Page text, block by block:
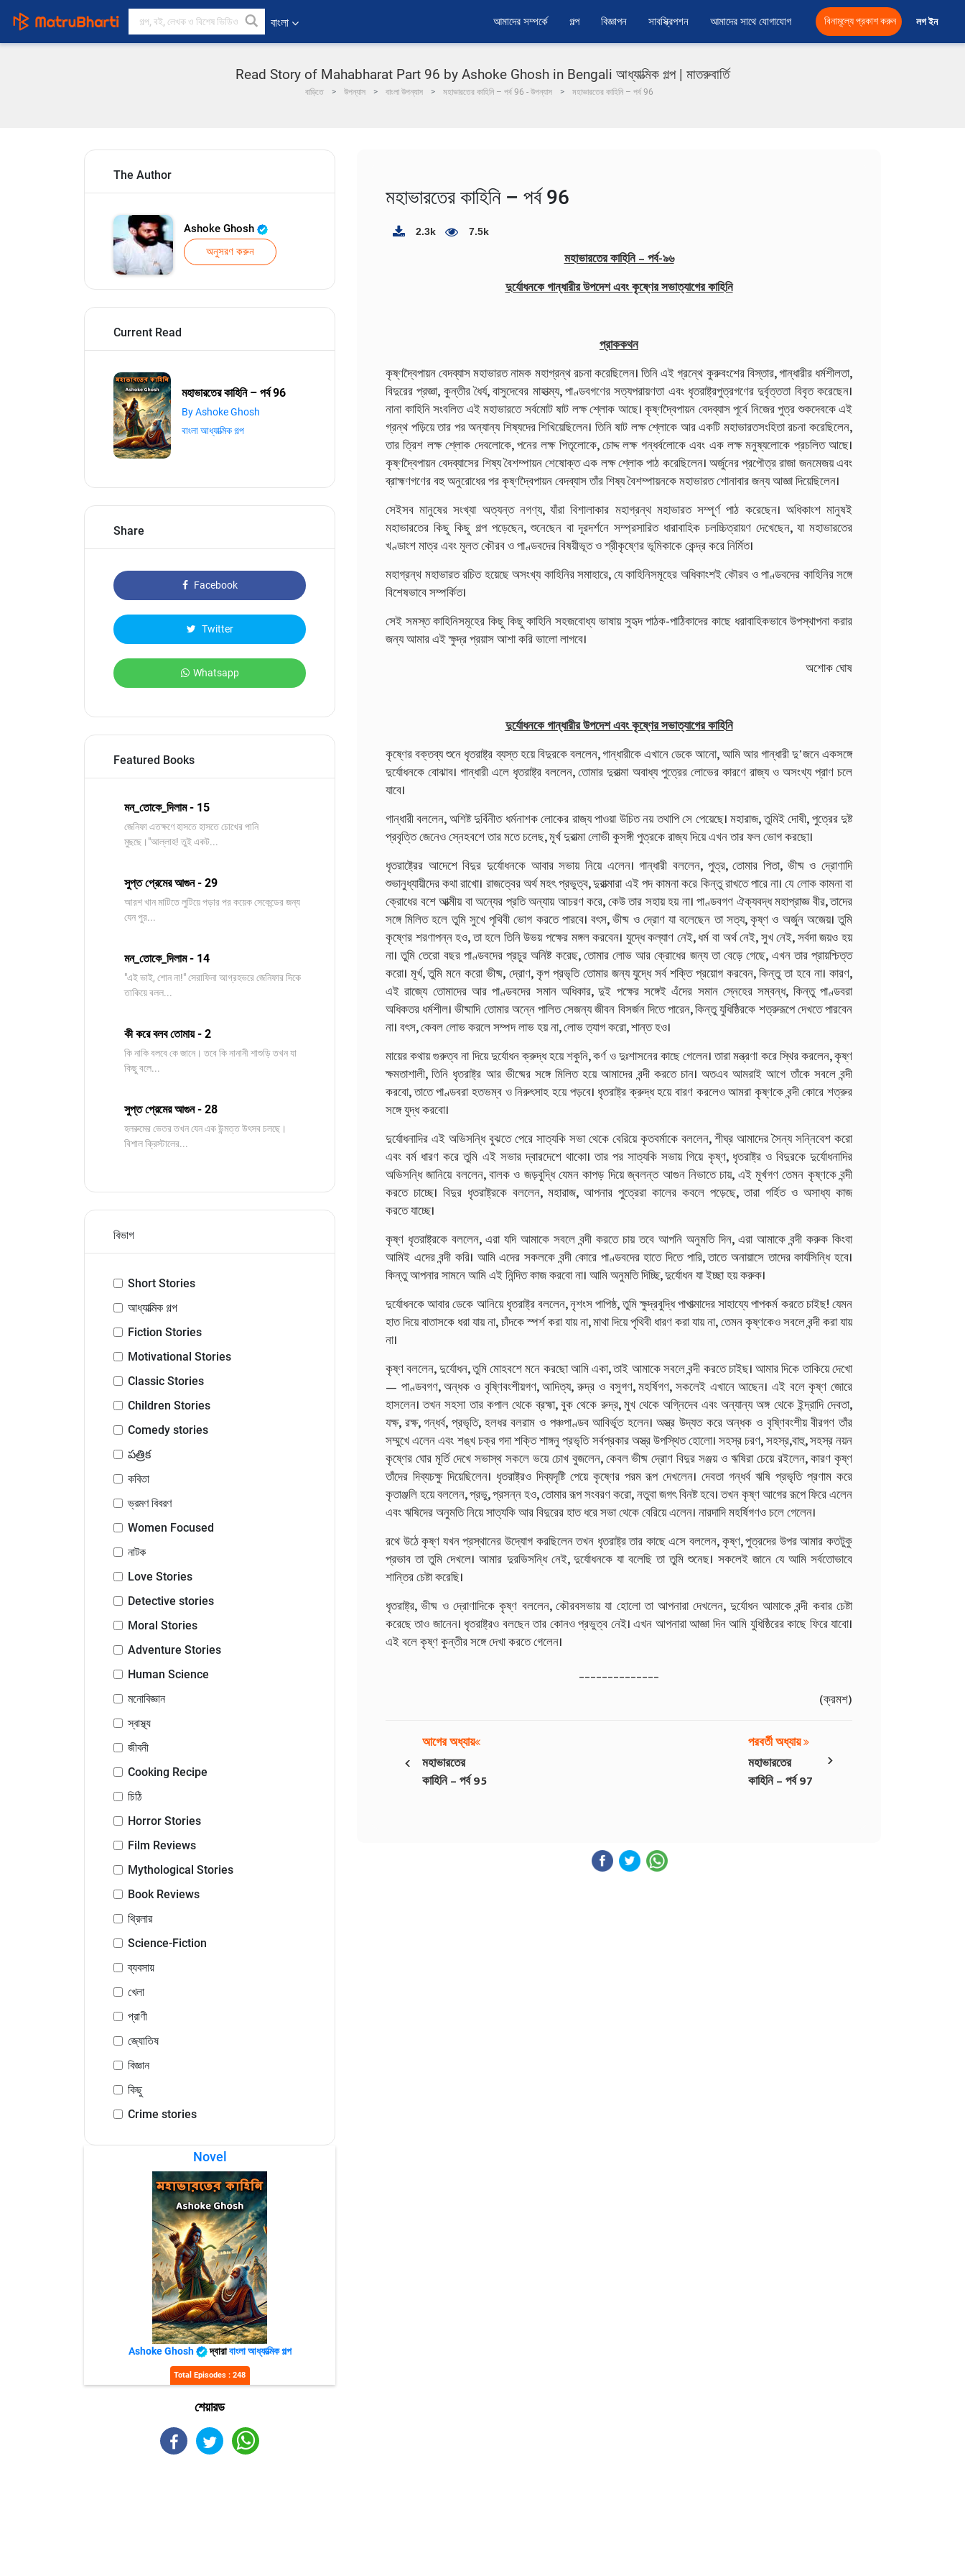
বাংলা আমাদের সম্পর্কে গল্প বিজ্ঞাপন সাবস্ক্রিপশন আমাদের সাথে যোগাযোগ বিনামূল্যে প্রকাশ করুন লগ ইন
Read Story of Mahabharat Part 96 by Ashoke Ghosh in Bengali আধ্যাত্মিক গল্প | মাতরুবার্তি
বাড়িতে উপন্যাস বাংলা উপন্যাস মহাভারতের কাহিনি – পর্ব 96 - উপন্যাস মহাভারতের কাহিনি – পর্ব 96
The Author
Ashoke Ghosh
অনুসরণ করুন
Current Read
মহাভারতের কাহিনি – পর্ব 96
By Ashoke Ghosh
বাংলা আধ্যাত্মিক গল্প
Share
Facebook
Twitter
Whatsapp
Featured Books
মন_তোকে_দিলাম - 15
জেনিফা এতক্ষণে হাসতে হাসতে চোখের পানি
মুছছে।"আল্লাহ! তুই একট...
সুপ্ত প্রেমের আগুন - 29
আরশ খান মাটিতে লুটিয়ে পড়ার পর কয়েক সেকেন্ডের জন্য
যেন পুর...
মন_তোকে_দিলাম - 14
"এই ভাই, শোন না!" সেরাফিনা আগ্রহভরে জেনিফার দিকে
তাকিয়ে বলল...
কী করে বলব তোমায় - 2
কি নাকি বলবে কে জানে। তবে কি নানানী শাশুড়ি তখন যা
কিছু বলে...
সুপ্ত প্রেমের আগুন - 28
হলরুমের ভেতর তখন যেন এক উন্মত্ত উৎসব চলছে।
বিশাল ক্রিস্টালের...
বিভাগ
Short Stories
আধ্যাত্মিক গল্প
Fiction Stories
Motivational Stories
Classic Stories
Children Stories
Comedy stories
పత్రిక
কবিতা
ভ্রমণ বিবরণ
Women Focused
নাটক
Love Stories
Detective stories
Moral Stories
Adventure Stories
Human Science
মনোবিজ্ঞান
স্বাস্থ্য
জীবনী
Cooking Recipe
চিঠি
Horror Stories
Film Reviews
Mythological Stories
Book Reviews
থ্রিলার
Science-Fiction
ব্যবসায়
খেলা
প্রাণী
জ্যোতিষ
বিজ্ঞান
কিছু
Crime stories
Novel
Ashoke Ghosh দ্বারাবাংলা আধ্যাত্মিক গল্প
Total Episodes : 248
শেয়ারড
মহাভারতের কাহিনি – পর্ব 96
2.3k 7.5k
মহাভারতের কাহিনি – পর্ব-৯৬
দুর্যোধনকে গান্ধারীর উপদেশ এবং কৃষ্ণের সভাত্যাগের কাহিনি
প্রাককথন
কৃষ্ণদ্বৈপায়ন বেদব্যাস মহাভারত নামক মহাগ্রন্থ রচনা করেছিলেন। তিনি এই গ্রন্থে কুরুবংশের বিস্তার, গান্ধারীর ধর্মশীলতা,
বিদুরের প্রজ্ঞা, কুন্তীর ধৈর্য, বাসুদেবের মাহাত্ম্য, পাণ্ডবগণের সত্যপরায়ণতা এবং ধৃতরাষ্ট্রপুত্রগণের দুর্বৃত্ততা বিবৃত করেছেন।
নানা কাহিনি সংবলিত এই মহাভারতে সর্বমোট ষাট লক্ষ শ্লোক আছে। কৃষ্ণদ্বৈপায়ন বেদব্যাস পূর্বে নিজের পুত্র শুকদেবকে এই
গ্রন্থ পড়িয়ে তার পর অন্যান্য শিষ্যদের শিখিয়েছিলেন। তিনি ষাট লক্ষ শ্লোকে আর একটি মহাভারতসংহিতা রচনা করেছিলেন,
তার ত্রিশ লক্ষ শ্লোক দেবলোকে, পনের লক্ষ পিতৃলোকে, চোদ্দ লক্ষ গন্ধর্বলোকে এবং এক লক্ষ মনুষ্যলোকে প্রচলিত আছে।
কৃষ্ণদ্বৈপায়ন বেদব্যাসের শিষ্য বৈশম্পায়ন শেষোক্ত এক লক্ষ শ্লোক পাঠ করেছিলেন। অর্জুনের প্রপৌত্র রাজা জনমেজয় এবং
ব্রাহ্মণগণের বহু অনুরোধের পর কৃষ্ণদ্বৈপায়ন বেদব্যাস তাঁর শিষ্য বৈশম্পায়নকে মহাভারত শোনাবার জন্য আজ্ঞা দিয়েছিলেন।
সেইসব মানুষের সংখ্যা অত্যন্ত নগণ্য, যাঁরা বিশালাকার মহাগ্রন্থ মহাভারত সম্পূর্ণ পাঠ করেছেন। অধিকাংশ মানুষই
মহাভারতের কিছু কিছু গল্প পড়েছেন, শুনেছেন বা দূরদর্শনে সম্প্রসারিত ধারাবাহিক চলচ্চিত্রায়ণ দেখেছেন, যা মহাভারতের
খণ্ডাংশ মাত্র এবং মূলত কৌরব ও পাণ্ডবদের বিষয়ীভূত ও শ্রীকৃষ্ণের ভূমিকাকে কেন্দ্র করে নির্মিত।
মহাগ্রন্থ মহাভারত রচিত হয়েছে অসংখ্য কাহিনির সমাহারে, যে কাহিনিসমূহের অধিকাংশই কৌরব ও পাণ্ডবদের কাহিনির সঙ্গে
বিশেষভাবে সম্পর্কিত।
সেই সমস্ত কাহিনিসমূহের কিছু কিছু কাহিনি সহজবোধ্য ভাষায় সুহৃদ পাঠক-পাঠিকাদের কাছে ধরাবাহিকভাবে উপস্থাপনা করার
জন্য আমার এই ক্ষুদ্র প্রয়াস আশা করি ভালো লাগবে।
অশোক ঘোষ
দুর্যোধনকে গান্ধারীর উপদেশ এবং কৃষ্ণের সভাত্যাগের কাহিনি
কৃষ্ণের বক্তব্য শুনে ধৃতরাষ্ট্র ব্যস্ত হয়ে বিদুরকে বললেন, গান্ধারীকে এখানে ডেকে আনো, আমি আর গান্ধারী দুʼজনে একসঙ্গে
দুর্যোধনকে বোঝাব। গান্ধারী এলে ধৃতরাষ্ট্র বললেন, তোমার দুরাত্মা অবাধ্য পুত্রের লোভের কারণে রাজ্য ও অসংখ্য প্রাণ চলে
যাবে।
গান্ধারী বললেন, অশিষ্ট দুর্বিনীত ধর্মনাশক লোকের রাজ্য পাওয়া উচিত নয় তথাপি সে পেয়েছে। মহারাজ, তুমিই দোষী, পুত্রের দুষ্ট
প্রবৃত্তি জেনেও স্নেহবশে তার মতে চলেছ, মূর্খ দুরাত্মা লোভী কুসঙ্গী পুত্রকে রাজ্য দিয়ে এখন তার ফল ভোগ করছো।
ধৃতরাষ্ট্রের আদেশে বিদুর দুর্যোধনকে আবার সভায় নিয়ে এলেন। গান্ধারী বললেন, পুত্র, তোমার পিতা, ভীষ্ম ও দ্রোণাদি
শুভানুধ্যায়ীদের কথা রাখো। রাজত্বের অর্থ মহৎ প্রভুত্ব, দুরাত্মারা এই পদ কামনা করে কিন্তু রাখতে পারে না। যে লোক কামনা বা
ক্রোধের বশে আত্মীয় বা অন্যের প্রতি অন্যায় আচরণ করে, কেউ তার সহায় হয় না। পাণ্ডবগণ ঐক্যবদ্ধ মহাপ্রাজ্ঞ বীর, তাদের
সঙ্গে মিলিত হলে তুমি সুখে পৃথিবী ভোগ করতে পারবে। বৎস, ভীষ্ম ও দ্রোণ যা বলেছেন তা সত্য, কৃষ্ণ ও অর্জুন অজেয়। তুমি
কৃষ্ণের শরণাপন্ন হও, তা হলে তিনি উভয় পক্ষের মঙ্গল করবেন। যুদ্ধে কল্যাণ নেই, ধর্ম বা অর্থ নেই, সুখ নেই, সর্বদা জয়ও হয়
না। তুমি তেরো বছর পাণ্ডবদের প্রচুর অনিষ্ট করেছ, তোমার লোভ আর ক্রোধের জন্য তা বেড়ে গেছে, এখন তার প্রায়শ্চিত্ত
করো। মূর্খ, তুমি মনে করো ভীষ্ম, দ্রোণ, কৃপ প্রভৃতি তোমার জন্য যুদ্ধে সর্ব শক্তি প্রয়োগ করবেন, কিন্তু তা হবে না। কারণ,
এই রাজ্যে তোমাদের আর পাণ্ডবদের সমান অধিকার, দুই পক্ষের সঙ্গেই এঁদের সমান স্নেহের সম্বন্ধ, কিন্তু পাণ্ডবরা
অধিকতর ধর্মশীল। ভীষ্মাদি তোমার অন্নে পালিত সেজন্য জীবন বিসর্জন দিতে পারেন, কিন্তু যুধিষ্ঠিরকে শত্রুরূপে দেখতে পারবেন
না। বৎস, কেবল লোভ করলে সম্পদ লাভ হয় না, লোভ ত্যাগ করো, শান্ত হও।
মায়ের কথায় গুরুত্ব না দিয়ে দুর্যোধন ক্রুদ্ধ হয়ে শকুনি, কর্ণ ও দুঃশাসনের কাছে গেলেন। তারা মন্ত্রণা করে স্থির করলেন, কৃষ্ণ
ক্ষমতাশালী, তিনি ধৃতরাষ্ট্র আর ভীষ্মের সঙ্গে মিলিত হয়ে আমাদের বন্দী করতে চান। অতএব আমরাই আগে তাঁকে সবলে বন্দী
করবো, তাতে পাণ্ডবরা হতভম্ব ও নিরুৎসাহ হয়ে পড়বে। ধৃতরাষ্ট্র ক্রুদ্ধ হয়ে বারণ করলেও আমরা কৃষ্ণকে বন্দী কোরে শত্রুর
সঙ্গে যুদ্ধ করবো।
দুর্যোধনাদির এই অভিসন্ধি বুঝতে পেরে সাত্যকি সভা থেকে বেরিয়ে কৃতবর্মাকে বললেন, শীঘ্র আমাদের সৈন্য সন্নিবেশ করো
এবং বর্ম ধারণ করে তুমি এই সভার দ্বারদেশে থাকো। তার পর সাত্যকি সভায় গিয়ে কৃষ্ণ, ধৃতরাষ্ট্র ও বিদুরকে দুর্যোধনাদির
অভিসন্ধি জানিয়ে বললেন, বালক ও জড়বুদ্ধি যেমন কাপড় দিয়ে জ্বলন্ত আগুন নিভাতে চায়, এই মূর্খগণ তেমন কৃষ্ণকে বন্দী
করতে চাচ্ছে। বিদুর ধৃতরাষ্ট্রকে বললেন, মহারাজ, আপনার পুত্রেরা কালের কবলে পড়েছে, তারা গর্হিত ও অসাধ্য কাজ
করতে যাচ্ছে।
কৃষ্ণ ধৃতরাষ্ট্রকে বললেন, এরা যদি আমাকে সবলে বন্দী করতে চায় তবে আপনি অনুমতি দিন, এরা আমাকে বন্দী করুক কিংবা
আমিই এদের বন্দী করি। আমি এদের সকলকে বন্দী কোরে পাণ্ডবদের হাতে দিতে পারি, তাতে অনায়াসে তাদের কার্যসিন্ধি হবে।
কিন্তু আপনার সামনে আমি এই নিন্দিত কাজ করবো না। আমি অনুমতি দিচ্ছি, দুর্যোধন যা ইচ্ছা হয় করুক।
দুর্যোধনকে আবার ডেকে আনিয়ে ধৃতরাষ্ট্র বললেন, নৃশংস পাপিষ্ঠ, তুমি ক্ষুদ্রবুদ্ধি পাপাত্মাদের সাহায্যে পাপকর্ম করতে চাইছ! যেমন
হাত দিয়ে বাতাসকে ধরা যায় না, চাঁদকে স্পর্শ করা যায় না, মাথা দিয়ে পৃথিবী ধারণ করা যায় না, তেমন কৃষ্ণকেও সবলে বন্দী করা যায়
না।
কৃষ্ণ বললেন, দুর্যোধন, তুমি মোহবশে মনে করছো আমি একা, তাই আমাকে সবলে বন্দী করতে চাইছ। আমার দিকে তাকিয়ে দেখো
— পাণ্ডবগণ, অন্ধক ও বৃষ্ণিবংশীয়গণ, আদিত্য, রুদ্র ও বসুগণ, মহর্ষিগণ, সকলেই এখানে আছেন। এই বলে কৃষ্ণ জোরে
হাসলেন। তখন সহসা তার কপাল থেকে ব্রহ্মা, বুক থেকে রুদ্র, মুখ থেকে অগ্নিদেব এবং অন্যান্য অঙ্গ থেকে ইন্দ্রাদি দেবতা,
যক্ষ, রক্ষ, গন্ধর্ব, প্রভৃতি, হলধর বলরাম ও পঞ্চপাণ্ডব আবির্ভূত হলেন। অস্ত্র উদ্যত করে অন্ধক ও বৃষ্ণিবংশীয় বীরগণ তাঁর
সম্মুখে এলেন এবং শঙ্খ চক্র গদা শক্তি শাঙ্গনু প্রভৃতি সর্বপ্রকার অস্ত্র উপস্থিত হোলো। সহস্র চরণ, সহস্র,বাহু, সহস্র নয়ন
কৃষ্ণের ঘোর মূর্তি দেখে সভাস্থ সকলে ভয়ে চোখ বুজলেন, কেবল ভীষ্ম দ্রোণ বিদুর সঞ্জয় ও ঋষিরা চেয়ে রইলেন, কারণ কৃষ্ণ
তাঁদের দিব্যচক্ষু দিয়েছিলেন। ধৃতরাষ্ট্রও দিব্যদৃষ্টি পেয়ে কৃষ্ণের পরম রূপ দেখলেন। দেবতা গন্ধর্ব ঋষি প্রভৃতি প্রণাম করে
কৃতাঞ্জলি হয়ে বললেন, প্রভু, প্রসন্ন হও, তোমার রূপ সংবরণ করো, নতুবা জগৎ বিনষ্ট হবে। তখন কৃষ্ণ আগের রূপে ফিরে এলেন
এবং ঋষিদের অনুমতি নিয়ে সাত্যকি আর বিদুরের হাত ধরে সভা থেকে বেরিয়ে এলেন। নারদাদি মহর্ষিগণও চলে গেলেন।
রথে উঠে কৃষ্ণ যখন প্রস্থানের উদ্যোগ করছিলেন তখন ধৃতরাষ্ট্র তার কাছে এসে বললেন, কৃষ্ণ, পুত্রদের উপর আমার কতটুকু
প্রভাব তা তুমি দেখলে। আমার দুরভিসন্ধি নেই, দুর্যোধনকে যা বলেছি তা তুমি শুনেছ। সকলেই জানে যে আমি সর্বতোভাবে
শান্তির চেষ্টা করেছি।
ধৃতরাষ্ট্র, ভীষ্ম ও দ্রোণাদিকে কৃষ্ণ বললেন, কৌরবসভায় যা হোলো তা আপনারা দেখলেন, দুর্যোধন আমাকে বন্দী কবার চেষ্টা
করেছে তাও জানেন। ধৃতরাষ্ট্রও বলছেন তার কোনও প্রভুত্ব নেই। এখন আপনারা আজ্ঞা দিন আমি যুধিষ্ঠিরের কাছে ফিরে যাবো।
এই বলে কৃষ্ণ কুন্তীর সঙ্গে দেখা করতে গেলেন।
(ক্রমশ)
‹
আগের অধ্যায়
মহাভারতের
কাহিনি – পর্ব 95
›
পরবর্তী অধ্যায়
মহাভারতের
কাহিনি – পর্ব 97